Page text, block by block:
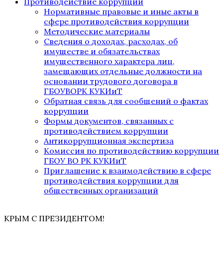
Нормативные правовые и иные акты в
сфере противодействия коррупции
Методические материалы
Сведения о доходах, расходах, об
имуществе и обязательствах
имущественного характера лиц,
замещающих отдельные должности на
основании трудового договора в
ГБОУВОРК КУКИиТ
Обратная связь для сообщений о фактах
коррупции
Формы документов, связанных с
противодействием коррупции
Антикоррупционная экспертиза
Комиссия по противодействию коррупции
ГБОУ ВО РК КУКИиТ
Приглашение к взаимодействию в сфере
противодействия коррупции для
общественных организаций
КРЫМ С ПРЕЗИДЕНТОМ!